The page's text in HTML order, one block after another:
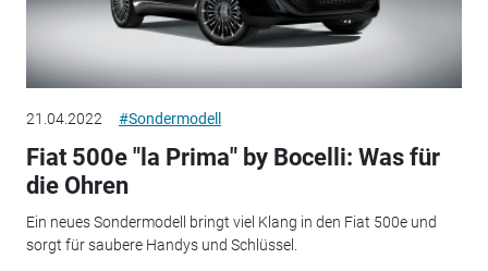
21.04.2022 #Sondermodell
Fiat 500e "la Prima" by Bocelli: Was für
die Ohren
Ein neues Sondermodell bringt viel Klang in den Fiat 500e und
sorgt für saubere Handys und Schlüssel.